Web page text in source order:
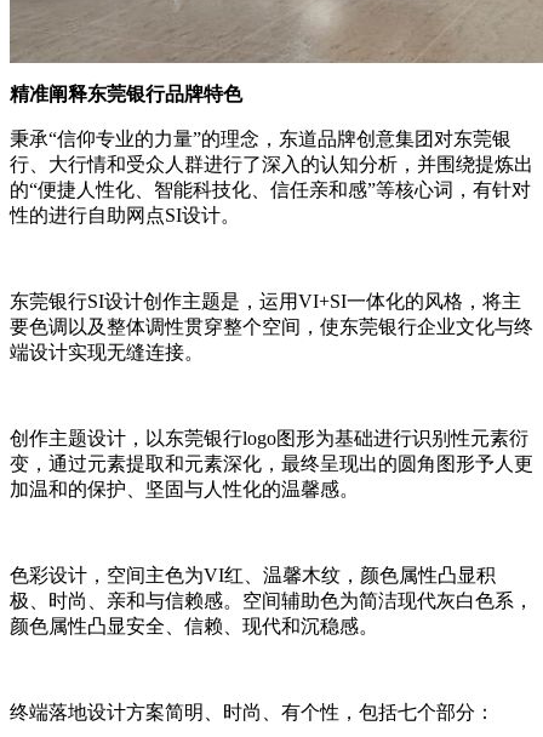
精准阐释东莞银行品牌特色
秉承“信仰专业的力量”的理念，东道品牌创意集团对东莞银
行、大行情和受众人群进行了深入的认知分析，并围绕提炼出
的“便捷人性化、智能科技化、信任亲和感”等核心词，有针对
性的进行自助网点SI设计。
东莞银行SI设计创作主题是，运用VI+SI一体化的风格，将主
要色调以及整体调性贯穿整个空间，使东莞银行企业文化与终
端设计实现无缝连接。
创作主题设计，以东莞银行logo图形为基础进行识别性元素衍
变，通过元素提取和元素深化，最终呈现出的圆角图形予人更
加温和的保护、坚固与人性化的温馨感。
色彩设计，空间主色为VI红、温馨木纹，颜色属性凸显积
极、时尚、亲和与信赖感。空间辅助色为简洁现代灰白色系，
颜色属性凸显安全、信赖、现代和沉稳感。
终端落地设计方案简明、时尚、有个性，包括七个部分：